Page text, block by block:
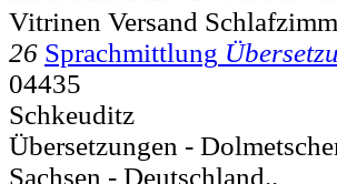
Vitrinen Versand
26 Sprachmittlung
04435
Schkeuditz
Übersetzungen -
Sachsen - Deutschland..